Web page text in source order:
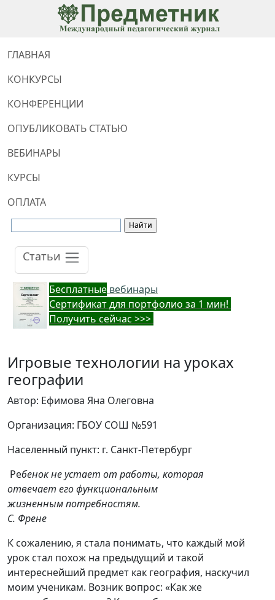
ГЛАВНАЯ
КОНКУРСЫ
КОНФЕРЕНЦИИ
ОПУБЛИКОВАТЬ СТАТЬЮ
ВЕБИНАРЫ
КУРСЫ
ОПЛАТА
Статьи
Бесплатные вебинары
Cертификат для портфолио за 1 мин!
Получить сейчас >>>
Игровые технологии на уроках
географии
Автор: Ефимова Яна Олеговна
Организация: ГБОУ СОШ №591
Населенный пункт: г. Санкт-Петербург
Ребенок не устает от работы, которая
отвечает его функциональным
жизненным потребностям.
С. Френе
К сожалению, я стала понимать, что каждый мой
урок стал похож на предыдущий и такой
интереснейший предмет как география, наскучил
моим ученикам. Возник вопрос: «Как же